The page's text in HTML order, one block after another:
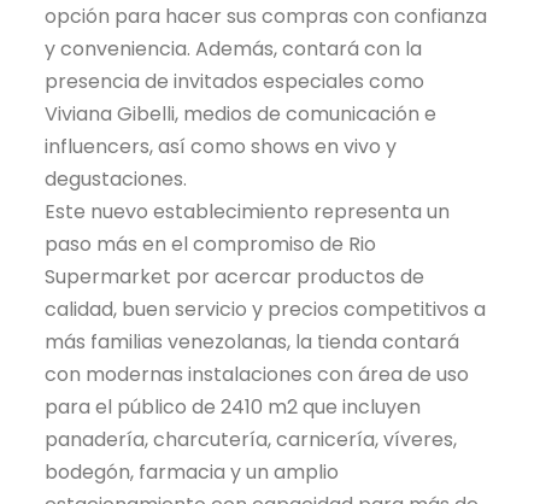
opción para hacer sus compras con confianza
y conveniencia. Además, contará con la
presencia de invitados especiales como
Viviana Gibelli, medios de comunicación e
influencers, así como shows en vivo y
degustaciones.
Este nuevo establecimiento representa un
paso más en el compromiso de Rio
Supermarket por acercar productos de
calidad, buen servicio y precios competitivos a
más familias venezolanas, la tienda contará
con modernas instalaciones con área de uso
para el público de 2410 m2 que incluyen
panadería, charcutería, carnicería, víveres,
bodegón, farmacia y un amplio